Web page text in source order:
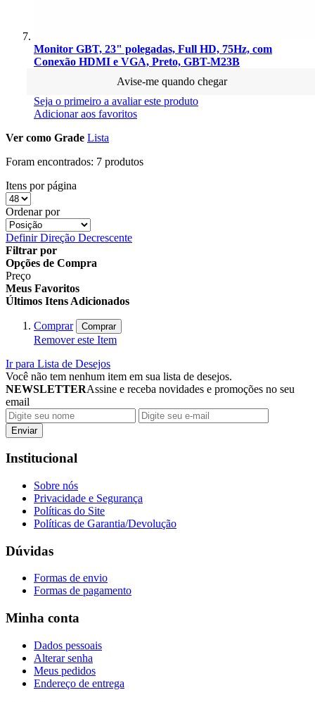
Monitor GBT, 23" polegadas, Full HD, 75Hz, com
Conexão HDMI e VGA, Preto, GBT-M23B
Avise-me quando chegar
Seja o primeiro a avaliar este produto
Adicionar aos favoritos
Ver como Grade Lista
Foram encontrados: 7 produtos
Itens por página
Ordenar por
Definir Direção Decrescente
Filtrar por
Opções de Compra
Preço
Meus Favoritos
Últimos Itens Adicionados
Comprar Comprar
Remover este Item
Ir para Lista de Desejos
Você não tem nenhum item em sua lista de desejos.
NEWSLETTERAssine e receba novidades e promoções no seu
email
Enviar
Institucional
Sobre nós
Privacidade e Segurança
Políticas do Site
Políticas de Garantia/Devolução
Dúvidas
Formas de envio
Formas de pagamento
Minha conta
Dados pessoais
Alterar senha
Meus pedidos
Endereço de entrega